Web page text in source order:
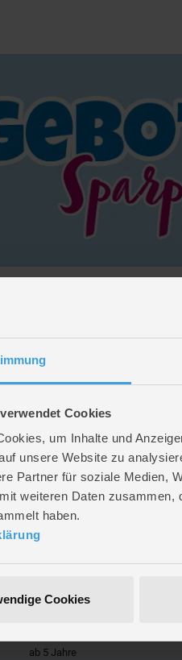
Cookies
um Inhalte und
unsere Website zu
Partner für soziale Medien,
weiteren Daten
haben.
Cookies
19 - Playmobil® Figures
in Einzelteilen! Zum
neu!
Ausführungen oder Farben
ab 5 Jahre